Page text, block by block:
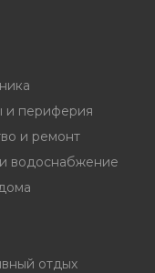
и периферия
и ремонт
водоснабжение
отдых